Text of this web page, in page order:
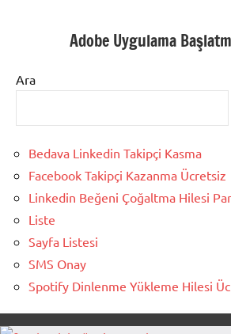
Adobe Uygulama
Ara
Bedava Linkedin Takipçi Kasma
Facebook Takipçi Kazanma Ücretsiz
Linkedin Beğeni Çoğaltma Hilesi
Liste
Sayfa Listesi
SMS Onay
Spotify Dinlenme Yükleme Hilesi